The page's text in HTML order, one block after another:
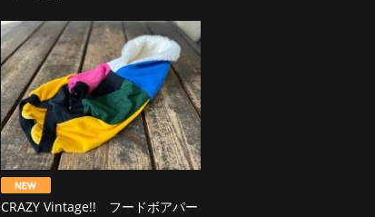
CRAZY Vintage!! フードボアパー